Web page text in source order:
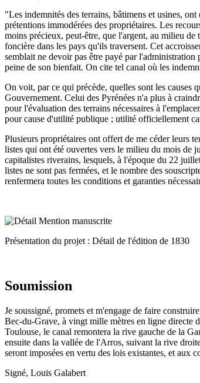
"Les indemnités des terrains, bâtimens et usines,
prétentions immodérées des propriétaires. Les
moins précieux, peut-être, que l'argent, au milieu
foncière dans les pays qu'ils traversent. Cet
semblait ne devoir pas être payé par l'administration
peine de son bienfait. On cite tel canal où les
On voit, par ce qui précède, quelles sont les causes
Gouvernement. Celui des Pyrénées n'a plus à
pour l'évaluation des terrains nécessaires à
pour cause d'utilité publique ; utilité officiellement
Plusieurs propriétaires ont offert de me céder leurs
listes qui ont été ouvertes vers le milieu du mois de
capitalistes riverains, lesquels, à l'époque du 22
listes ne sont pas fermées, et le nombre des
renfermera toutes les conditions et garanties
Présentation du projet : Détail de l'édition de 1830
Soumission
Je soussigné, promets et m'engage de faire
Bec-du-Grave, à vingt mille mètres en ligne directe
Toulouse, le canal remontera la rive gauche de la
ensuite dans la vallée de l'Arros, suivant la rive
seront imposées en vertu des lois existantes, et aux
Signé, Louis Galabert